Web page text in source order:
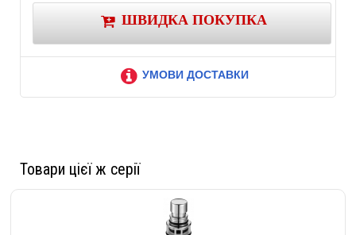
ШВИДКА ПОКУПКА
УМОВИ ДОСТАВКИ
Товари цієї ж серії